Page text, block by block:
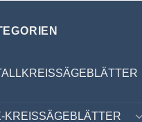
KREISSÄGEBLÄTTER